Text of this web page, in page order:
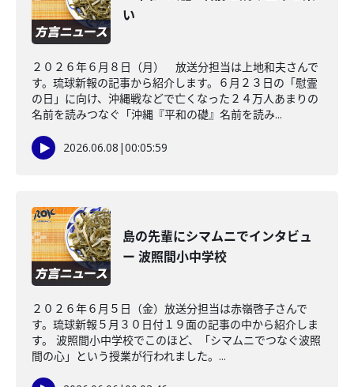
い
２０２６年６月８日（月） 放送分担当は上地和夫さんで
す。琉球新報の記事から紹介します。６月２３日の「慰霊
の日」に向け、沖縄戦などで亡くなった２４万人あまりの
名前を読みつなぐ「沖縄『平和の礎』名前を読み...
2026.06.08 |00:05:59
島の先輩にシマムニでインタビュ
ー 波照間小中学校
２０２６年６月５日（金）放送分担当は赤嶺啓子さんで
す。琉球新報５月３０日付１９面の記事の中から紹介しま
す。 波照間小中学校でこのほど、「シマムニでつなぐ波照
間の心」という授業が行われました。...